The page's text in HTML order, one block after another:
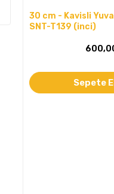
30 cm - Kavisli
SNT-T139 (inci)
Sepete